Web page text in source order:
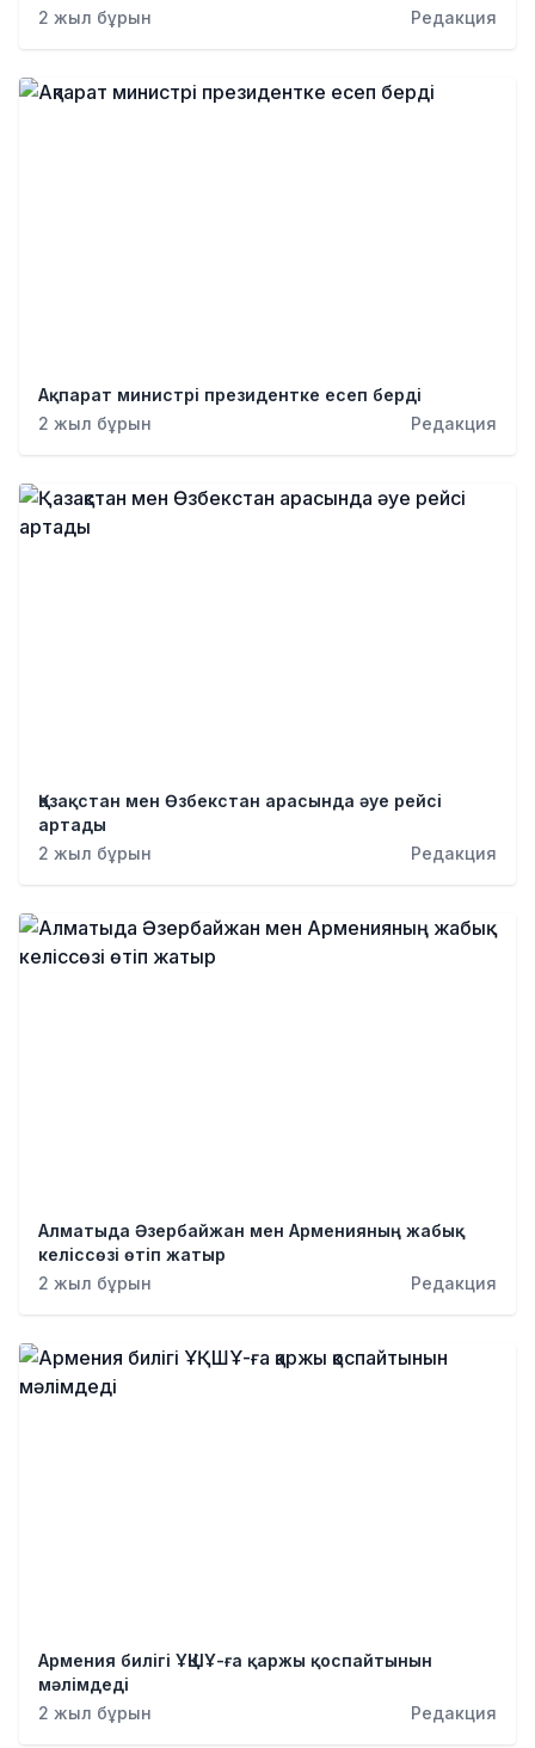
2 жыл бұрын
Редакция
Ақпарат министрі президентке есеп берді
2 жыл бұрын
Редакция
Қазақстан мен Өзбекстан арасында әуе рейcі
артады
2 жыл бұрын
Редакция
Алматыда Әзербайжан мен Арменияның жабық
келіссөзі өтіп жатыр
2 жыл бұрын
Редакция
Армения билігі ҰҚШҰ-ға қаржы қоспайтынын
мәлімдеді
2 жыл бұрын
Редакция